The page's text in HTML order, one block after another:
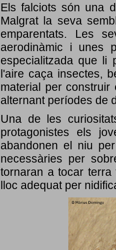
Els falciots són una
Malgrat la seva
emparentats. Les
aerodinàmic i unes
especialitzada que li
l'aire caça insectes,
material per
alternant períodes de
Una de les
protagonistes els
abandonen el niu
necessàries per
tornaran a tocar
lloc adequat per